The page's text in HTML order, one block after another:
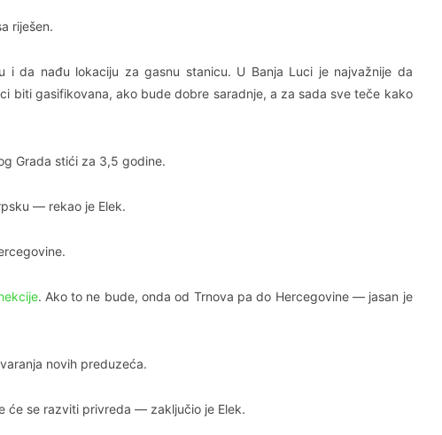
riješen.
da nađu lokaciju za gasnu stanicu. U Banja Luci je najvažnije da
biti gasifikovana, ako bude dobre saradnje, a za sada sve teče kako
Grada stići za 3,5 godine.
— rekao je Elek.
. Ako to ne bude, onda od Trnova pa do Hercegovine — jasan je
novih preduzeća.
će se razviti privreda — zaključio je Elek.